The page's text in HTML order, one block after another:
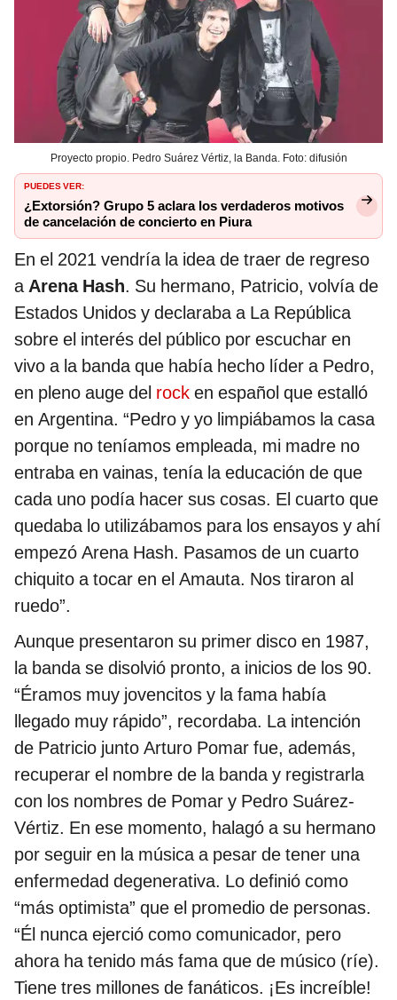
Proyecto propio. Pedro Suárez Vértiz, la Banda. Foto: difusión
PUEDES VER:
¿Extorsión? Grupo 5 aclara los verdaderos motivos
de cancelación de concierto en Piura
En el 2021 vendría la idea de traer de regreso
aArena Hash. Su hermano, Patricio, volvía de
Estados Unidos y declaraba a La República
sobre el interés del público por escuchar en
vivo a la banda que había hecho líder a Pedro,
en pleno auge del rock en español que estalló
en Argentina. “Pedro y yo limpiábamos la casa
porque no teníamos empleada, mi madre no
entraba en vainas, tenía la educación de que
cada uno podía hacer sus cosas. El cuarto que
quedaba lo utilizábamos para los ensayos y ahí
empezó Arena Hash. Pasamos de un cuarto
chiquito a tocar en el Amauta. Nos tiraron al
ruedo”.
Aunque presentaron su primer disco en 1987,
la banda se disolvió pronto, a inicios de los 90.
“Éramos muy jovencitos y la fama había
llegado muy rápido”, recordaba. La intención
de Patricio junto Arturo Pomar fue, además,
recuperar el nombre de la banda y registrarla
con los nombres de Pomar y Pedro Suárez-
Vértiz. En ese momento, halagó a su hermano
por seguir en la música a pesar de tener una
enfermedad degenerativa. Lo definió como
“más optimista” que el promedio de personas.
“Él nunca ejerció como comunicador, pero
ahora ha tenido más fama que de músico (ríe).
Tiene tres millones de fanáticos. ¡Es increíble!